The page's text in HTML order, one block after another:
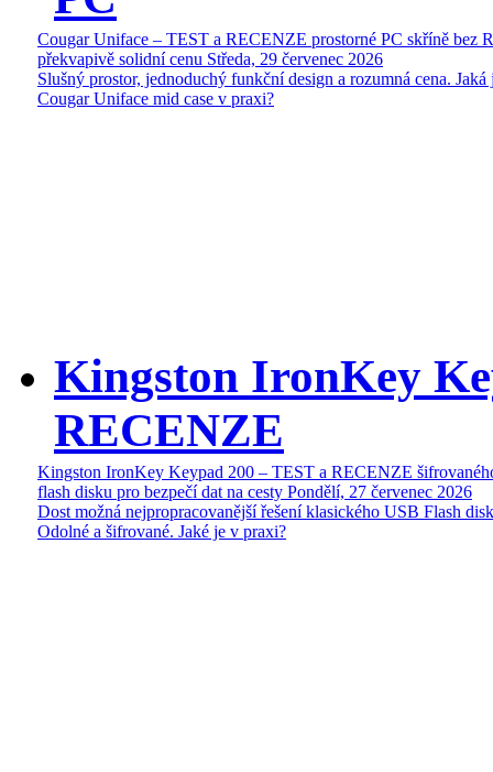
Cougar Uniface – TEST a RECENZE prostorné PC skříně bez
překvapivě solidní cenu Středa, 29 červenec 2026
Slušný prostor, jednoduchý funkční design a rozumná cena. Jaká
Cougar Uniface mid case v praxi?
Kingston IronKey
RECENZE
Kingston IronKey Keypad 200 – TEST a RECENZE
flash disku pro bezpečí dat na cesty Pondělí, 27 červenec 2026
Dost možná nejpropracovanější řešení klasického USB Flash
Odolné a šifrované. Jaké je v praxi?